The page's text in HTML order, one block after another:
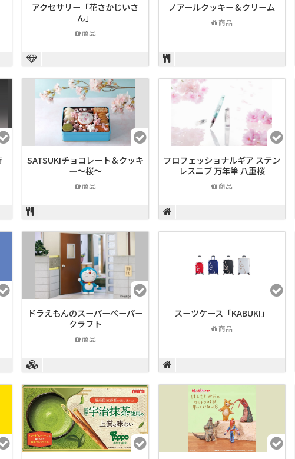
アクセサリー「花さかじいさ
ん」
商品
ノアールクッキー＆クリーム
商品
SATSUKIチョコレート＆クッキ
ー～桜～
商品
プロフェッショナルギア ステン
レスニブ 万年筆 八重桜
商品
ドラえもんのスーパーペーパー
クラフト
商品
スーツケース「KABUKI」
商品